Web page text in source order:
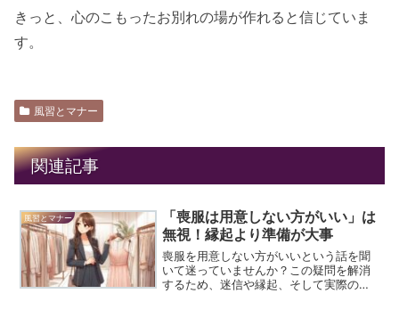
きっと、心のこもったお別れの場が作れると信じていま
す。
風習とマナー
関連記事
風習とマナー
「喪服は用意しない方がいい」は
無視！縁起より準備が大事
喪服を用意しない方がいいという話を聞
いて迷っていませんか？この疑問を解消
するため、迷信や縁起、そして実際の準